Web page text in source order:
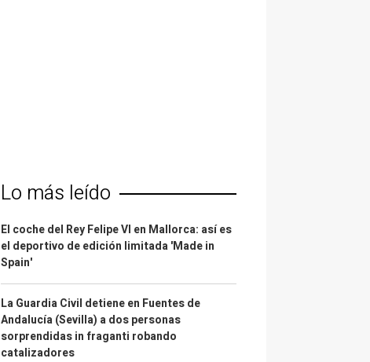
Lo más leído
El coche del Rey Felipe VI en Mallorca: así es
el deportivo de edición limitada 'Made in
Spain'
La Guardia Civil detiene en Fuentes de
Andalucía (Sevilla) a dos personas
sorprendidas in fraganti robando
catalizadores